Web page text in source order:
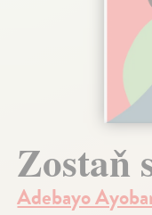
Zostaň
Adebayo